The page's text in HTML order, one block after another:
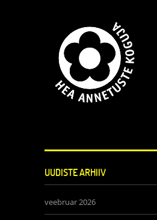
UUDISTE ARHIIV
veebruar 2026